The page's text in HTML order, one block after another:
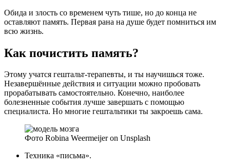
Обида и злость со временем чуть тише, но до конца не
оставляют память. Первая рана на душе будет помниться им
всю жизнь.
Как почистить память?
Этому учатся гештальт-терапевты, и ты научишься тоже.
Незавершённые действия и ситуации можно пробовать
прорабатывать самостоятельно. Конечно, наиболее
болезненные события лучше завершать с помощью
специалиста. Но многие гештальтики ты закроешь сама.
Фото Robina Weermeijer on Unsplash
Техника «письма».